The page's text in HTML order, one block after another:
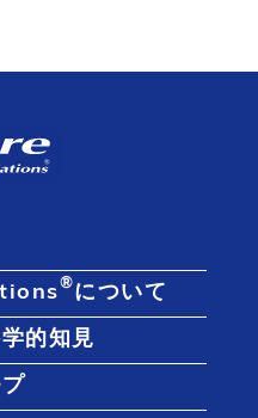
®について
的知見